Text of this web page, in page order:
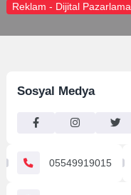
Reklam - Dijital Pazarlama
Sosyal Medya
05549919015